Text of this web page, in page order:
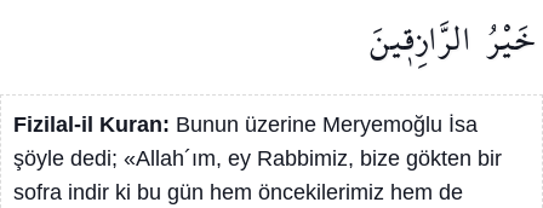
خَيْرُ الرَّازِق۪ينَ
Fizilal-il Kuran: Bunun üzerine Meryemoğlu İsa
şöyle dedi; «Allah´ım, ey Rabbimiz, bize gökten bir
sofra indir ki bu gün hem öncekilerimiz hem de